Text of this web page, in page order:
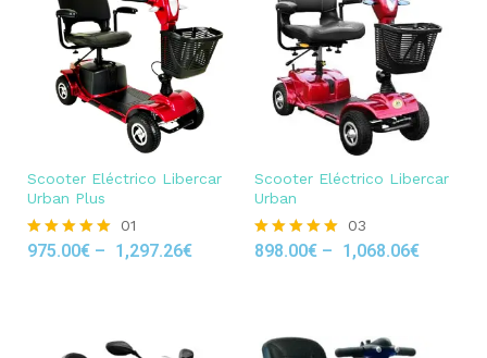
Scooter Eléctrico Libercar
Urban Plus
Rated
01
975.00€ – 1,297.26€
Scooter Eléctrico Libercar
Urban
Rated
03
898.00€ – 1,068.06€